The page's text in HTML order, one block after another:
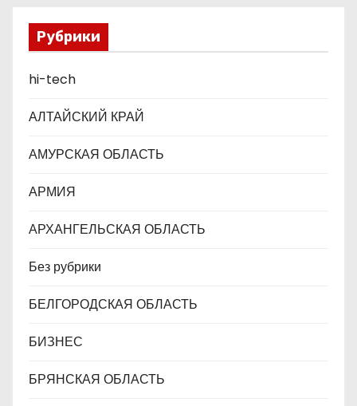
з
а
п
и
с
я
м
Рубрики
hi-tech
АЛТАЙСКИЙ КРАЙ
АМУРСКАЯ ОБЛАСТЬ
АРМИЯ
АРХАНГЕЛЬСКАЯ ОБЛАСТЬ
Без рубрики
БЕЛГОРОДСКАЯ ОБЛАСТЬ
БИЗНЕС
БРЯНСКАЯ ОБЛАСТЬ